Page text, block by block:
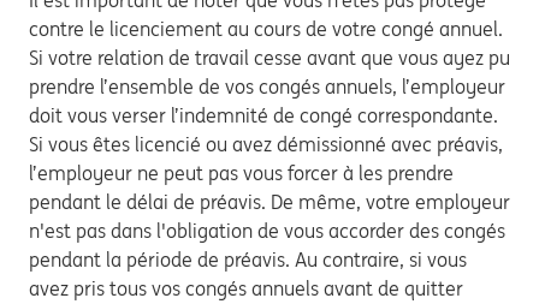
contre le licenciement au cours de votre congé annuel.
Si votre relation de travail cesse avant que vous ayez pu
prendre l’ensemble de vos congés annuels, l’employeur
doit vous verser l’indemnité de congé correspondante.
Si vous êtes licencié ou avez démissionné avec préavis,
l’employeur ne peut pas vous forcer à les prendre
pendant le délai de préavis. De même, votre employeur
n'est pas dans l'obligation de vous accorder des congés
pendant la période de préavis. Au contraire, si vous
avez pris tous vos congés annuels avant de quitter